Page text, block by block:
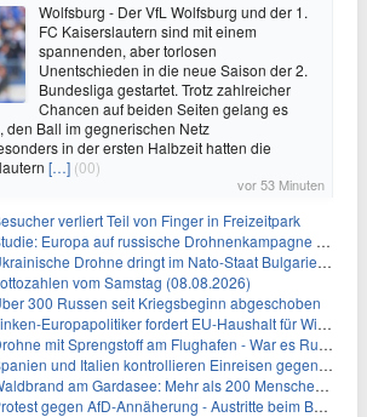
Wolfsburg - Der VfL Wolfsburg und der 1.
FC Kaiserslautern sind mit einem
spannenden, aber torlosen
Unentschieden in die neue Saison der 2.
Bundesliga gestartet. Trotz zahlreicher
Chancen auf beiden Seiten gelang es
den Ball im gegnerischen Netz
in der ersten Halbzeit hatten die
[…] (00)
vor 53 Minuten
verliert Teil von Finger in Freizeitpark
Europa auf russische Drohnenkampagne unzureichend vorbereitet
Drohne dringt im Nato-Staat Bulgarien ein
vom Samstag (08.08.2026)
300 Russen seit Kriegsbeginn abgeschoben
Europapolitiker fordert EU-Haushalt für Wirtschaftsumbau
mit Sprengstoff am Flughafen - War es Russland?
und Italien kontrollieren Einreisen gegenseitig
am Gardasee: Mehr als 200 Menschen evakuiert
gegen AfD-Annäherung - Austritte beim BSW Sachsen-Anhalt